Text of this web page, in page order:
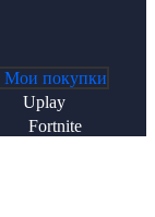
Мои покупки
Uplay
Fortnite